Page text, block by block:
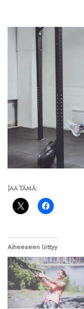
Jaa tämä:
Aiheeseen liittyy